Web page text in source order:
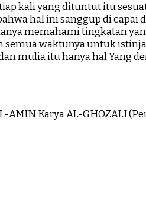
kali yang dituntut itu
hal ini sanggup di capai
memahami tingkatan
semua waktunya untuk
mulia itu hanya hal Yang
AMIN Karya AL-GHOZALI